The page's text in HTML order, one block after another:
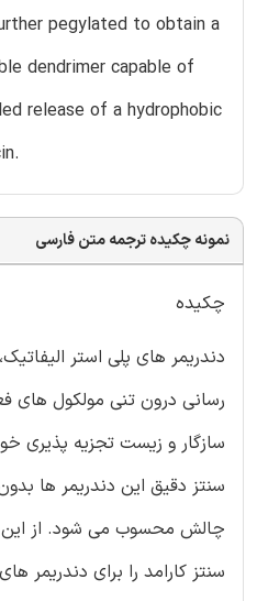
pegylated to obtain a
dendrimer capable of
release of a hydrophobic
نمونه چکیده ترجمه متن فارسی
چکیده
دندریمر های پلی استر
رسانی درون تنی مولکول های
سازگار و زیست تجزیه پذیری
سنتز دقیق این دندریمر ها
چالش محسوب می شود. از این
سنتز کارامد را برای دندریمر